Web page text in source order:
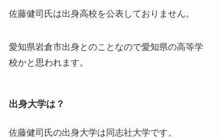
佐藤健司氏は出身高校を公表しておりません。
愛知県岩倉市出身とのことなので愛知県の高等学
校かと思われます。
出身大学は？
佐藤健司氏の出身大学は 同志社大学です。